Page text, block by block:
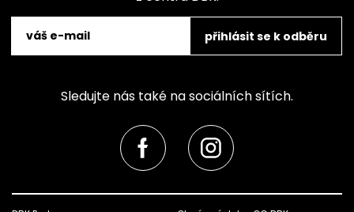
přihlásit se k odběru
Sledujte nás také na sociálních sítích.